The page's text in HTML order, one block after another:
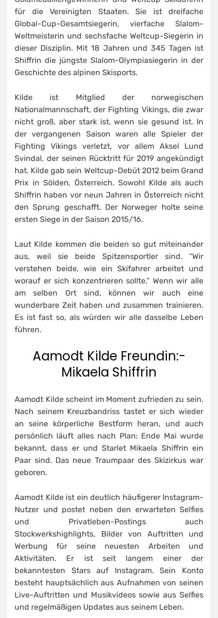
für die Vereinigten Staaten. Sie ist dreifache
Global-Cup-Gesamtsiegerin, vierfache Slalom-
Weltmeisterin und sechsfache Weltcup-Siegerin in
dieser Disziplin. Mit 18 Jahren und 345 Tagen ist
Shiffrin die jüngste Slalom-Olympiasiegerin in der
Geschichte des alpinen Skisports.
Kilde ist Mitglied der norwegischen
Nationalmannschaft, der Fighting Vikings, die zwar
nicht groß, aber stark ist, wenn sie gesund ist. In
der vergangenen Saison waren alle Spieler der
Fighting Vikings verletzt, vor allem Aksel Lund
Svindal, der seinen Rücktritt für 2019 angekündigt
hat. Kilde gab sein Weltcup-Debüt 2012 beim Grand
Prix in Sölden, Österreich. Sowohl Kilde als auch
Shiffrin haben vor neun Jahren in Österreich nicht
den Sprung geschafft. Der Norweger holte seine
ersten Siege in der Saison 2015/16.
Laut Kilde kommen die beiden so gut miteinander
aus, weil sie beide Spitzensportler sind. “Wir
verstehen beide, wie ein Skifahrer arbeitet und
worauf er sich konzentrieren sollte.” Wenn wir alle
am selben Ort sind, können wir auch eine
wunderbare Zeit haben und zusammen trainieren.
Es ist fast so, als würden wir alle dasselbe Leben
führen.
Aamodt Kilde Freundin:-
Mikaela Shiffrin
Aamodt Kilde scheint im Moment zufrieden zu sein.
Nach seinem Kreuzbandriss tastet er sich wieder
an seine körperliche Bestform heran, und auch
persönlich läuft alles nach Plan: Ende Mai wurde
bekannt, dass er und Starlet Mikaela Shiffrin ein
Paar sind. Das neue Traumpaar des Skizirkus war
geboren.
Aamodt Kilde ist ein deutlich häufigerer Instagram-
Nutzer und postet neben den erwarteten Selfies
und Privatleben-Postings auch
Stockwerkshighlights, Bilder von Auftritten und
Werbung für seine neuesten Arbeiten und
Aktivitäten. Er ist seit langem einer der
bekanntesten Stars auf Instagram. Sein Konto
besteht hauptsächlich aus Aufnahmen von seinen
Live-Auftritten und Musikvideos sowie aus Selfies
und regelmäßigen Updates aus seinem Leben.